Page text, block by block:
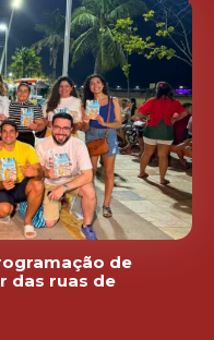
de
das ruas de